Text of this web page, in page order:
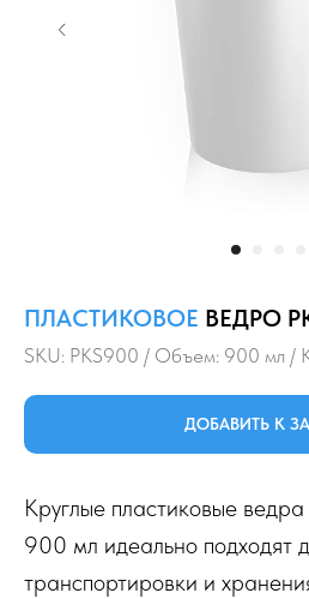
ПЛАСТИКОВОЕ ВЕДРО
SKU: PKS900 / Объем: 900 мл /
ДОБАВИТЬ К
Круглые пластиковые
900 мл идеально подходят
транспортировки и